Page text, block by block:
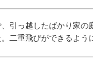
引っ越したばかり家の
二重飛びができるよう